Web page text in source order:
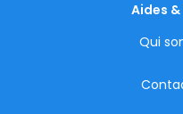
Aides
Qui